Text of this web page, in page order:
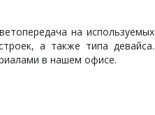
на используемых
а также типа девайса.
в нашем офисе.